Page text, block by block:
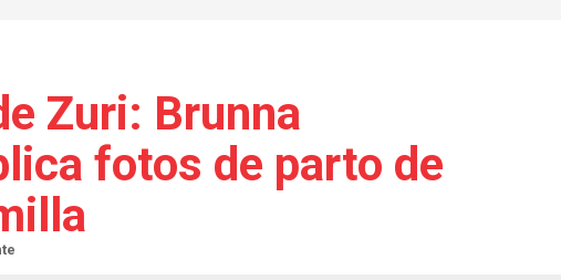
Zuri: Brunna
fotos de parto de